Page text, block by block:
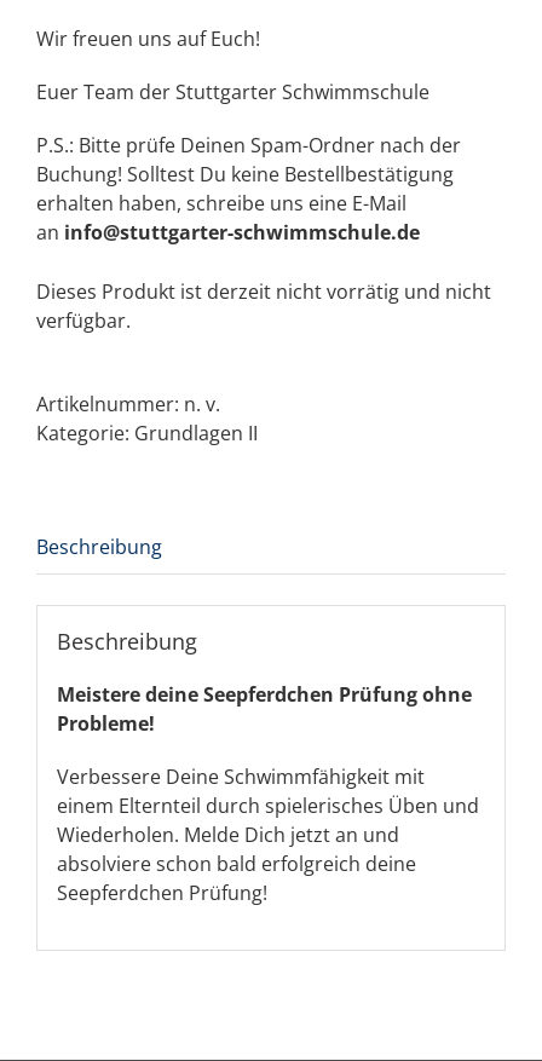
Wir freuen uns auf Euch!
Euer Team der Stuttgarter Schwimmschule
P.S.: Bitte prüfe Deinen Spam-Ordner nach der
Buchung! Solltest Du keine Bestellbestätigung
erhalten haben, schreibe uns eine E-Mail
an info@stuttgarter-schwimmschule.de
Dieses Produkt ist derzeit nicht vorrätig und nicht
verfügbar.
Artikelnummer: n. v.
Kategorie: Grundlagen II
Beschreibung
Beschreibung
Meistere deine Seepferdchen Prüfung ohne
Probleme!
Verbessere Deine Schwimmfähigkeit mit
einem Elternteil durch spielerisches Üben und
Wiederholen. Melde Dich jetzt an und
absolviere schon bald erfolgreich deine
Seepferdchen Prüfung!